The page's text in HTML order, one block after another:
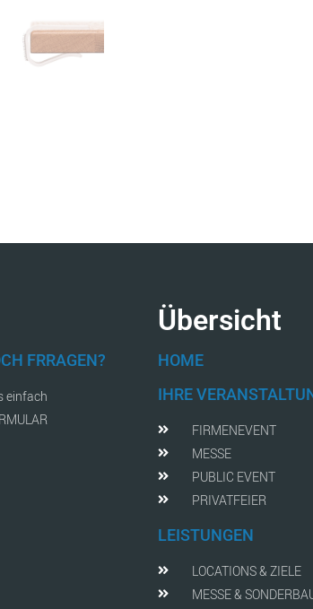
Übersicht
FRRAGEN?
einfach
HOME
IHRE
FIRMENEVENT
MESSE
PUBLIC EVENT
PRIVATFEIER
LEISTUNGEN
LOCATIONS & ZIELE
MESSE &